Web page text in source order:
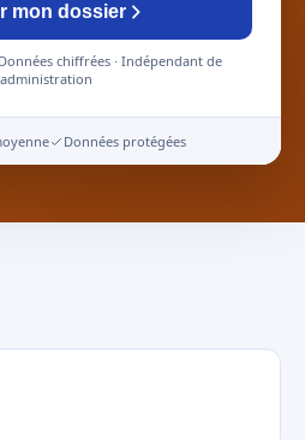
mon dossier
chiffrées · Indépendant de
Données protégées